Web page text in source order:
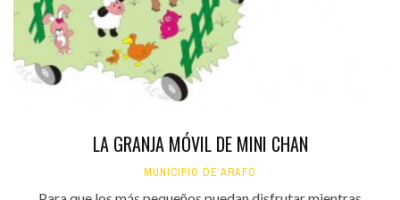
LA GRANJA MÓVIL DE MINI CHAN
MUNICIPIO DE ARAFO